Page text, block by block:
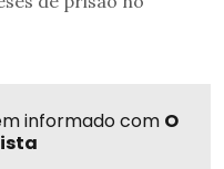
informado com O